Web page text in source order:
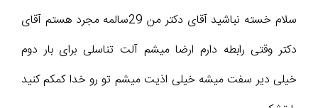
سلام خسته نباشید آقای دکتر من 29سالمه مجرد هستم آقای
دکتر وقتی رابطه دارم ارضا میشم آلت تناسلی برای بار دوم
خیلی دیر سفت میشه خیلی اذیت میشم تو رو خدا کمکم کنید